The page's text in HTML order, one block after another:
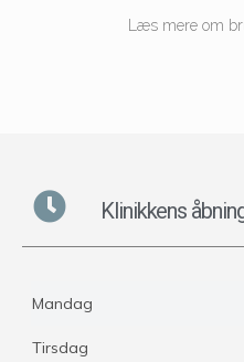
Læs mere om
Klinikkens
Mandag
Tirsdag